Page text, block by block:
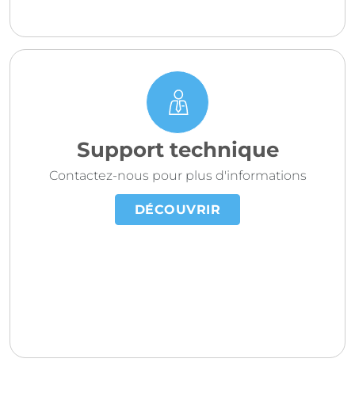
Support technique
Contactez-nous pour plus d'informations
DÉCOUVRIR